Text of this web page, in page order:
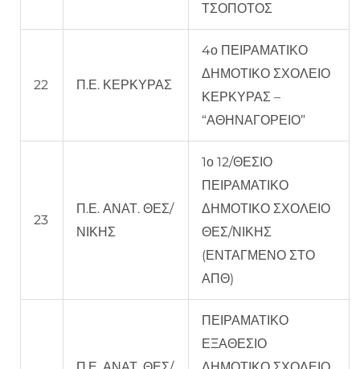
ΤΣΟΠΟΤΟΣ
22 Π.Ε. ΚΕΡΚΥΡΑΣ
4ο ΠΕΙΡΑΜΑΤΙΚΟ
ΔΗΜΟΤΙΚΟ ΣΧΟΛΕΙΟ
ΚΕΡΚΥΡΑΣ –
“ΑΘΗΝΑΓΟΡΕΙΟ”
23
Π.Ε. ΑΝΑΤ. ΘΕΣ/
ΝΙΚΗΣ
1ο 12/ΘΕΣΙΟ
ΠΕΙΡΑΜΑΤΙΚΟ
ΔΗΜΟΤΙΚΟ ΣΧΟΛΕΙΟ
ΘΕΣ/ΝΙΚΗΣ
(ΕΝΤΑΓΜΕΝΟ ΣΤΟ
ΑΠΘ)
ΠΕΙΡΑΜΑΤΙΚΟ
ΕΞΑΘΕΣΙΟ